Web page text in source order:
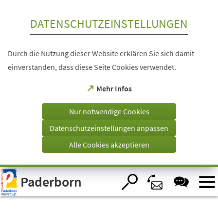
Visuelle
Assistenzsoftware
öffnen.
DATENSCHUTZEINSTELLUNGEN
Durch die Nutzung dieser Website erklären Sie sich damit
einverstanden, dass diese Seite Cookies verwendet.
Mehr Infos
(Öffnet
einem
Tab)
Nur notwendige Cookies
Datenschutzeinstellungen anpassen
Alle Cookies akzeptieren
Paderborn